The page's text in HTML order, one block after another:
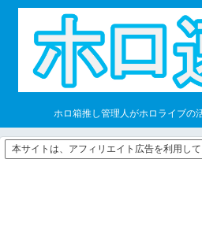
ホロ箱推し管理人がホロライブの
本サイトは、アフィリエイト広告を利用し